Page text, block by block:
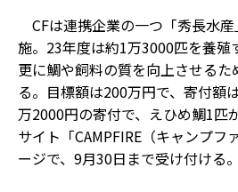
CFは連携企業の一つ「秀長水
施。23年度は約1万3000匹を養殖
更に鯛や飼料の質を向上させるた
る。目標額は200万円で、寄付額
万2000円の寄付で、えひめ鯛1匹
サイト「CAMPFIRE（キャンプフ
ージで、9月30日まで受け付ける